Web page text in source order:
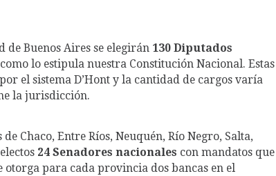
de Buenos Aires se elegirán 130 Diputados
lo estipula nuestra Constitución Nacional. Estas
el sistema D’Hont y la cantidad de cargos varía
la jurisdicción.
Chaco, Entre Ríos, Neuquén, Río Negro, Salta,
24 Senadores nacionales con mandatos que
otorga para cada provincia dos bancas en el